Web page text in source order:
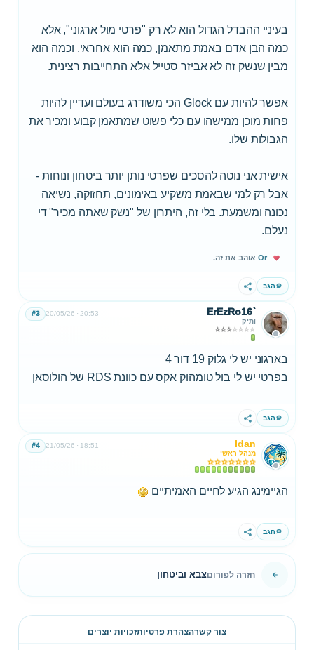
בעיניי ההבדל הגדול הוא לא רק "פרטי מול ארגוני", אלא
כמה הבן אדם באמת מתאמן, כמה הוא אחראי, וכמה הוא
מבין שנשק זה לא אביזר סטייל אלא התחייבות רצינית.
אפשר להיות עם Glock הכי משודרג בעולם ועדיין להיות
פחות מוכן ממישהו עם כלי פשוט שמתאמן קבוע ומכיר את
הגבולות שלו.
אישית אני נוטה להסכים שפרטי נותן יותר ביטחון ונוחות -
אבל רק למי שבאמת משקיע באימונים, תחזוקה, נשיאה
נכונה ומשמעת. בלי זה, היתרון של "נשק שאתה מכיר" די
נעלם.
Or אוהב את זה.
הגב שתף
ErEzRo16`
ותיק
20/05/26 20:53
#3
בארגוני יש לי גלוק 19 דור 4
בפרטי יש לי בול טומהוק אקס עם כוונת RDS של הולוסאן
הגב שתף
Idan
מנהל ראשי
21/05/26 18:51
#4
הגיימינג הגיע לחיים האמיתיים
הגב שתף
חזרה לפורוםצבא וביטחון
צור קשרהצהרת פרטיותזכויות יוצרים